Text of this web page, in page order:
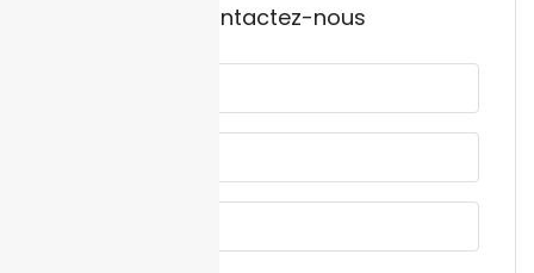
Contactez-nous